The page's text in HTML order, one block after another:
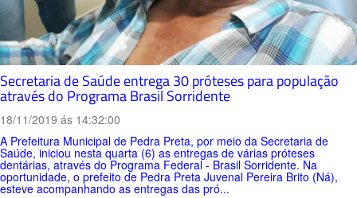
Secretaria de Saúde entrega 30 próteses para população
através do Programa Brasil Sorridente
18/11/2019 ás 14:32:00
A Prefeitura Municipal de Pedra Preta, por meio da Secretaria de
Saúde, iniciou nesta quarta (6) as entregas de várias próteses
dentárias, através do Programa Federal - Brasil Sorridente. Na
oportunidade, o prefeito de Pedra Preta Juvenal Pereira Brito (Ná),
esteve acompanhando as entregas das pró...